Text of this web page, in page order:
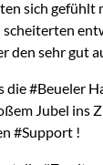
sich gefühlt
den sehr gut
die #Beueler
Jubel ins
#Support !